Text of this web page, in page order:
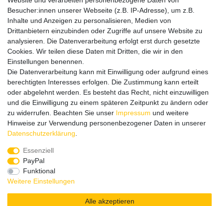
Informationen
Datenschutz
Impressum
Wir verschicken klimaneutral mit DPD
Zahlungsmethoden
Zusätzlich stehen SEPA
Kreditkartewie VISA oder MasterCard,
Besucher:innen unserer Webseite (z.B. IP-Adresse), um z.B.
Inhalte und Anzeigen zu personalisieren, Medien von
Drittanbietern einzubinden oder Zugriffe auf unsere Website zu
analysieren. Die Datenverarbeitung erfolgt erst durch gesetzte
Cookies. Wir teilen diese Daten mit Dritten, die wir in den
Einstellungen benennen.
Die Datenverarbeitung kann mit Einwilligung oder aufgrund eines
berechtigten Interesses erfolgen. Die Zustimmung kann erteilt
oder abgelehnt werden. Es besteht das Recht, nicht einzuwilligen
und die Einwilligung zu einem späteren Zeitpunkt zu ändern oder
zu widerrufen. Beachten Sie unser Impressum und weitere
Hinweise zur Verwendung personenbezogener Daten in unserer
Daten­schutz­erklärung
Essenziell
PayPal
Funktional
Weitere Einstellungen
Alle akzeptieren